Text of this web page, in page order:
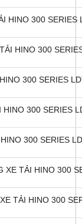
HINO 300 SERIES
HINO 300
300 SERIES
HINO 300 SERIES
300 SERIES
XE TẢI HINO 300
TẢI HINO 300